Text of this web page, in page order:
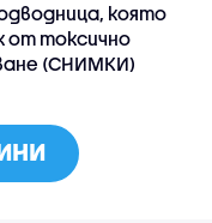
която
от токсично
(СНИМКИ)